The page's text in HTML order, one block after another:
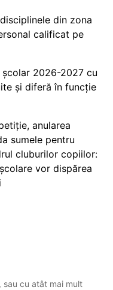
din zona
calificat pe
școlar 2026-2027 cu
și diferă în funcție
anularea
sumele pentru
cluburilor copiilor:
vor dispărea
cu atât mai mult